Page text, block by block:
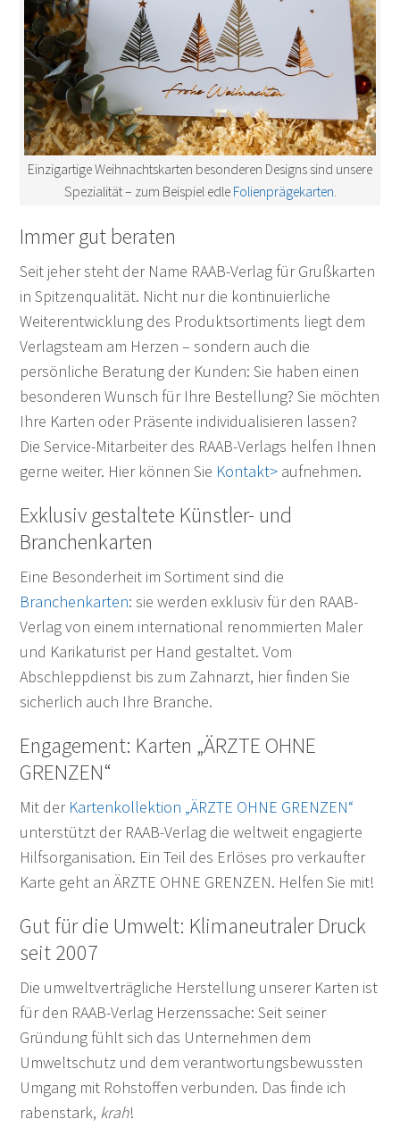
Einzigartige Weihnachtskarten besonderen Designs sind unsere
Spezialität – zum Beispiel edle Folienprägekarten.
Immer gut beraten
Seit jeher steht der Name RAAB-Verlag für Grußkarten
in Spitzenqualität. Nicht nur die kontinuierliche
Weiterentwicklung des Produktsortiments liegt dem
Verlagsteam am Herzen – sondern auch die
persönliche Beratung der Kunden: Sie haben einen
besonderen Wunsch für Ihre Bestellung? Sie möchten
Ihre Karten oder Präsente individualisieren lassen?
Die Service-Mitarbeiter des RAAB-Verlags helfen Ihnen
gerne weiter. Hier können Sie Kontakt> aufnehmen.
Exklusiv gestaltete Künstler- und
Branchenkarten
Eine Besonderheit im Sortiment sind die
Branchenkarten: sie werden exklusiv für den RAAB-
Verlag von einem international renommierten Maler
und Karikaturist per Hand gestaltet. Vom
Abschleppdienst bis zum Zahnarzt, hier finden Sie
sicherlich auch Ihre Branche.
Engagement: Karten „ÄRZTE OHNE
GRENZEN“
Mit der Kartenkollektion „ÄRZTE OHNE GRENZEN“
unterstützt der RAAB-Verlag die weltweit engagierte
Hilfsorganisation. Ein Teil des Erlöses pro verkaufter
Karte geht an ÄRZTE OHNE GRENZEN. Helfen Sie mit!
Gut für die Umwelt: Klimaneutraler Druck
seit 2007
Die umweltverträgliche Herstellung unserer Karten ist
für den RAAB-Verlag Herzenssache: Seit seiner
Gründung fühlt sich das Unternehmen dem
Umweltschutz und dem verantwortungsbewussten
Umgang mit Rohstoffen verbunden. Das finde ich
rabenstark, krah!